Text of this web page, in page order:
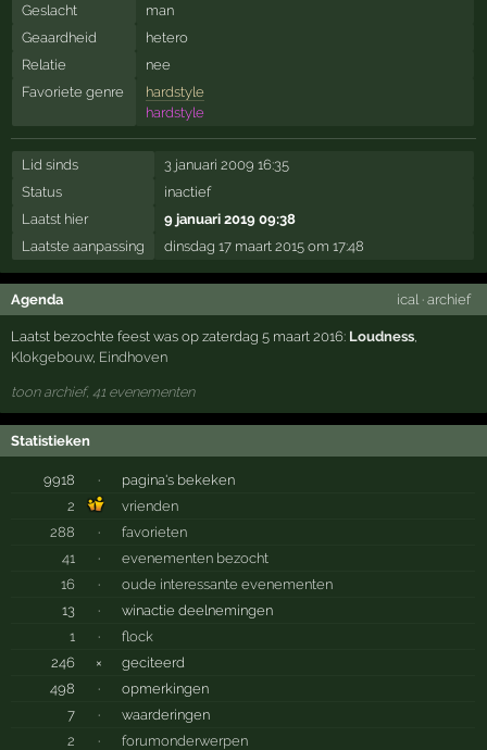
Geslacht
man
Geaardheid
hetero
Relatie
nee
Favoriete genre
hardstyle
hardstyle
Lid sinds
3 januari 2009 16:35
Status
inactief
Laatst hier
9 januari 2019 09:38
Laatste aanpassing
dinsdag 17 maart 2015 om 17:48
Agenda ical· archief
Laatst bezochte feest was op zaterdag 5 maart 2016: Loudness,
Klokgebouw, Eindhoven
toon archief, 41 evenementen
Statistieken
9918 ·
pagina's bekeken
2
vrienden
288
·
favorieten
41
·
evenementen bezocht
16
·
oude interessante evenementen
13
·
winactie deelnemingen
1
·
flock
246
×
geciteerd
498
·
opmerkingen
7
·
waarderingen
2
· forumonderwerpen